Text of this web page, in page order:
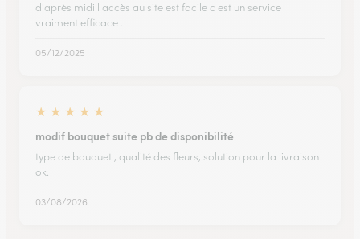
d'après midi l accès au site est facile c est un service
vraiment efficace .
05/12/2025
★ ★ ★ ★ ★
modif bouquet suite pb de disponibilité
type de bouquet , qualité des fleurs, solution pour la livraison
ok.
03/08/2026